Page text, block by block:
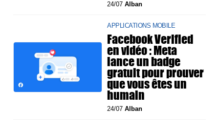
24/07Alban
APPLICATIONS MOBILE
Facebook Verified
en vidéo : Meta
lance un badge
gratuit pour prouver
que vous êtes un
humain
24/07Alban